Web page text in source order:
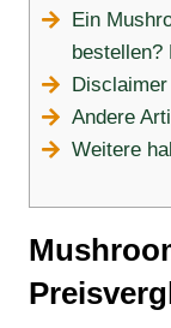
Ein
bestellen?
Disclaimer
Andere
Weitere